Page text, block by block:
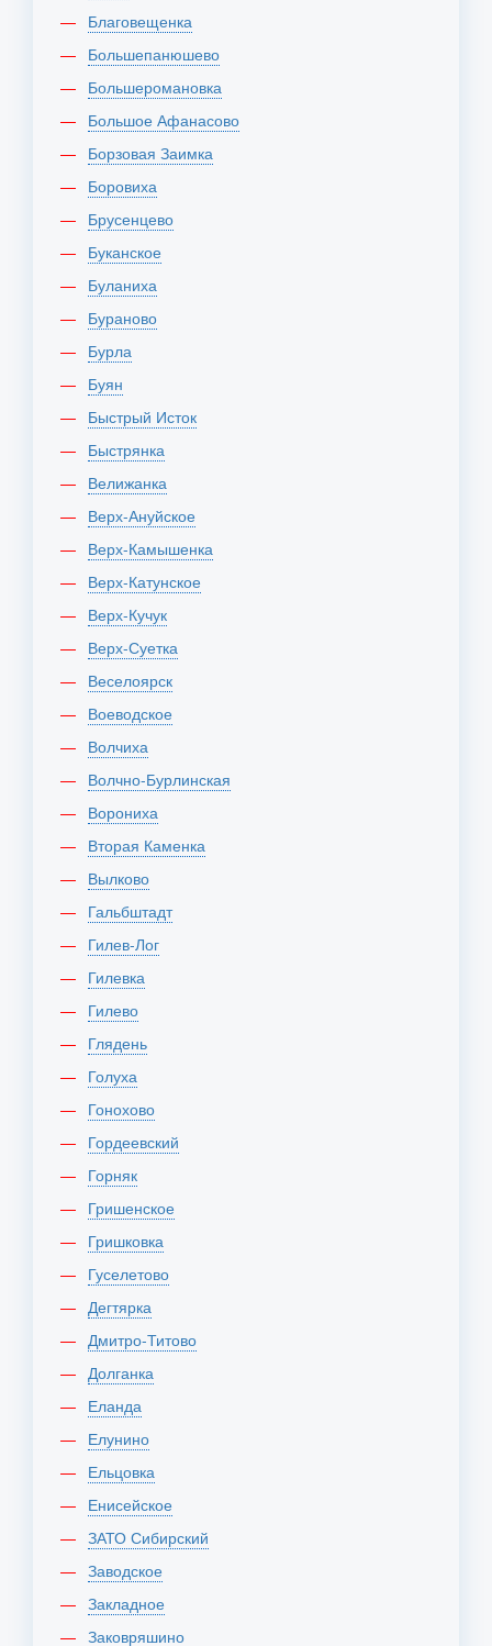
Благовещенка
Большепанюшево
Большеромановка
Большое Афанасово
Борзовая Заимка
Боровиха
Брусенцево
Буканское
Буланиха
Бураново
Бурла
Буян
Быстрый Исток
Быстрянка
Велижанка
Верх-Ануйское
Верх-Камышенка
Верх-Катунское
Верх-Кучук
Верх-Суетка
Веселоярск
Воеводское
Волчиха
Волчно-Бурлинская
Ворониха
Вторая Каменка
Вылково
Гальбштадт
Гилев-Лог
Гилевка
Гилево
Глядень
Голуха
Гонохово
Гордеевский
Горняк
Гришенское
Гришковка
Гуселетово
Дегтярка
Дмитро-Титово
Долганка
Еланда
Елунино
Ельцовка
Енисейское
ЗАТО Сибирский
Заводское
Закладное
Заковряшино